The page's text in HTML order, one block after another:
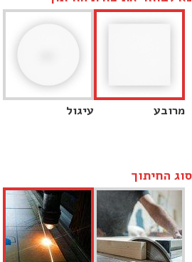
מרובע עיגול
סוג החיתוך